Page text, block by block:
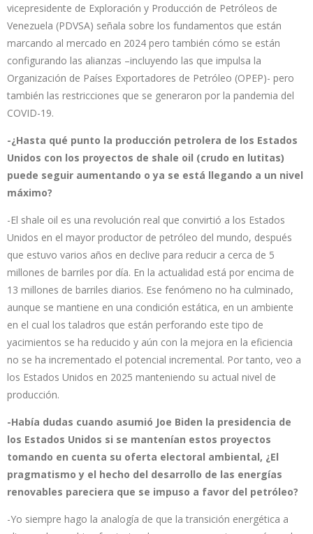
vicepresidente de Exploración y Producción de Petróleos de
Venezuela (PDVSA) señala sobre los fundamentos que están
marcando al mercado en 2024 pero también cómo se están
configurando las alianzas –incluyendo las que impulsa la
Organización de Países Exportadores de Petróleo (OPEP)- pero
también las restricciones que se generaron por la pandemia del
COVID-19.
-¿Hasta qué punto la producción petrolera de los Estados
Unidos con los proyectos de shale oil (crudo en lutitas)
puede seguir aumentando o ya se está llegando a un nivel
máximo?
-El shale oil es una revolución real que convirtió a los Estados
Unidos en el mayor productor de petróleo del mundo, después
que estuvo varios años en declive para reducir a cerca de 5
millones de barriles por día. En la actualidad está por encima de
13 millones de barriles diarios. Ese fenómeno no ha culminado,
aunque se mantiene en una condición estática, en un ambiente
en el cual los taladros que están perforando este tipo de
yacimientos se ha reducido y aún con la mejora en la eficiencia
no se ha incrementado el potencial incremental. Por tanto, veo a
los Estados Unidos en 2025 manteniendo su actual nivel de
producción.
-Había dudas cuando asumió Joe Biden la presidencia de
los Estados Unidos si se mantenían estos proyectos
tomando en cuenta su oferta electoral ambiental, ¿El
pragmatismo y el hecho del desarrollo de las energías
renovables pareciera que se impuso a favor del petróleo?
-Yo siempre hago la analogía de que la transición energética a